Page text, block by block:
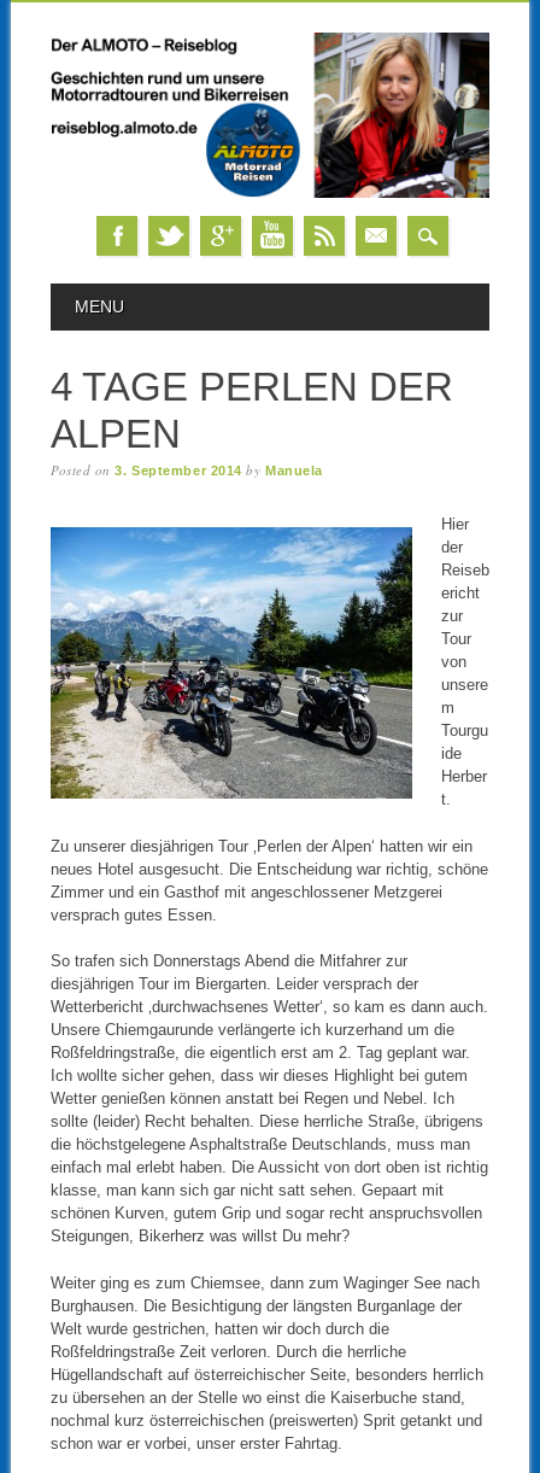
MAIN MENU
MENU
4 TAGE PERLEN DER
ALPEN
Posted on3. September 2014 byManuela
Hier
der
Reiseb
ericht
zur
Tour
von
unsere
m
Tourgu
ide
Herber
t.
Zu unserer diesjährigen Tour ‚Perlen der Alpen‘ hatten wir ein
neues Hotel ausgesucht. Die Entscheidung war richtig, schöne
Zimmer und ein Gasthof mit angeschlossener Metzgerei
versprach gutes Essen.
So trafen sich Donnerstags Abend die Mitfahrer zur
diesjährigen Tour im Biergarten. Leider versprach der
Wetterbericht ‚durchwachsenes Wetter‘, so kam es dann auch.
Unsere Chiemgaurunde verlängerte ich kurzerhand um die
Roßfeldringstraße, die eigentlich erst am 2. Tag geplant war.
Ich wollte sicher gehen, dass wir dieses Highlight bei gutem
Wetter genießen können anstatt bei Regen und Nebel. Ich
sollte (leider) Recht behalten. Diese herrliche Straße, übrigens
die höchstgelegene Asphaltstraße Deutschlands, muss man
einfach mal erlebt haben. Die Aussicht von dort oben ist richtig
klasse, man kann sich gar nicht satt sehen. Gepaart mit
schönen Kurven, gutem Grip und sogar recht anspruchsvollen
Steigungen, Bikerherz was willst Du mehr?
Weiter ging es zum Chiemsee, dann zum Waginger See nach
Burghausen. Die Besichtigung der längsten Burganlage der
Welt wurde gestrichen, hatten wir doch durch die
Roßfeldringstraße Zeit verloren. Durch die herrliche
Hügellandschaft auf österreichischer Seite, besonders herrlich
zu übersehen an der Stelle wo einst die Kaiserbuche stand,
nochmal kurz österreichischen (preiswerten) Sprit getankt und
schon war er vorbei, unser erster Fahrtag.